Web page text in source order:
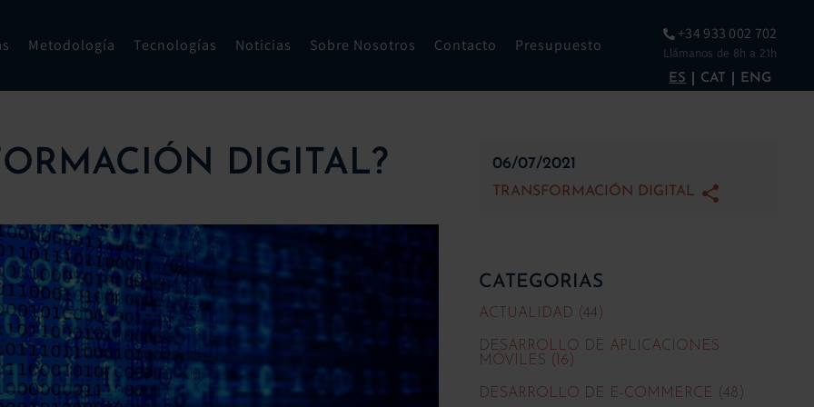
Metodología Tecnologías Noticias Sobre Nosotros Contacto Presupuesto
+34 933 002 702
Llámanos de 8h a 21h
ES CAT ENG
DIGITAL? 06/07/2021
TRANSFORMACIÓN DIGITAL
CATEGORIAS
ACTUALIDAD (44)
DESARROLLO DE APLICACIONES
MÓVILES (16)
DESARROLLO DE E-COMMERCE (48)